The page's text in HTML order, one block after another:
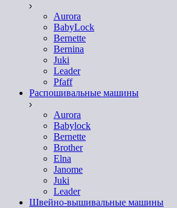
Aurora
BabyLock
Bernette
Bernina
Juki
Leader
Pfaff
Распошивальные машины
Aurora
Babylock
Bernette
Brother
Elna
Janome
Juki
Leader
Швейно-вышивальные машины